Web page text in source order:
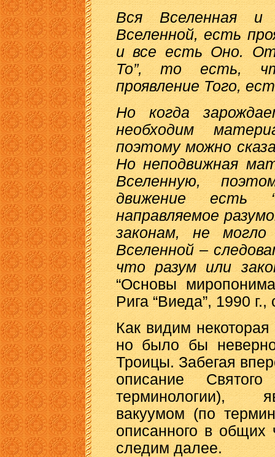
Вся Вселенная
Вселенной, есть
и все есть Оно.
То”, то есть,
проявление Того,
Но когда
необходим
поэтому можно
Но неподвижная
Вселенную,
движение есть
направляемое
законам, не
Вселенной –
что разум или
“Основы
Рига “Виеда”, 1990
Как видим некоторая
но было бы
Троицы. Забегая
описание
терминологии),
вакуумом (по
описанного в общих
следим далее.